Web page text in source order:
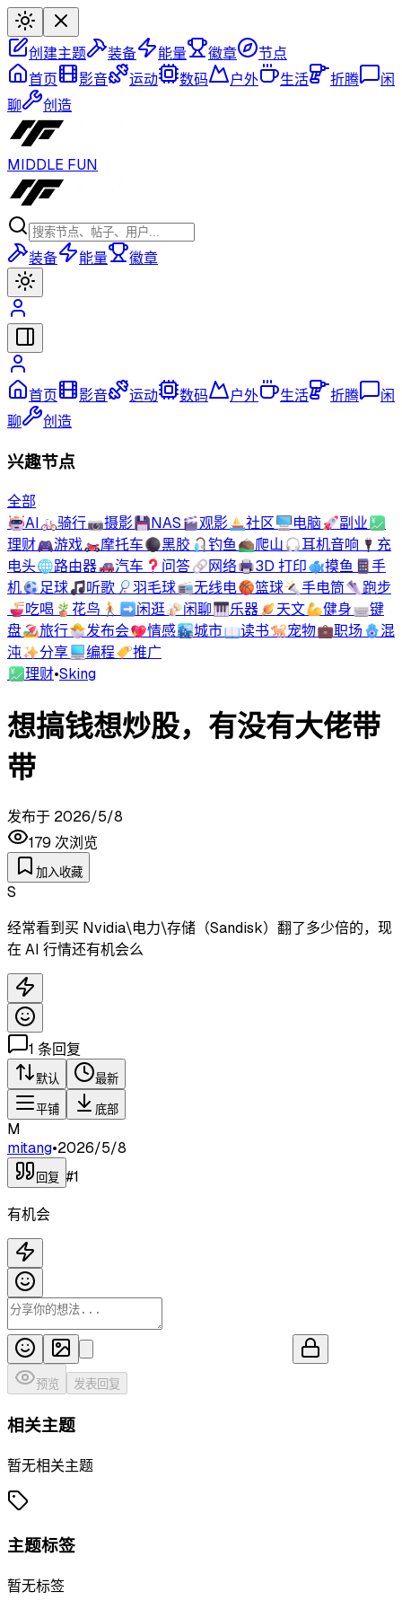
创建主题 装备 能量 徽章
节点
首页
影音 运动 数码 户外 生活 折腾
闲
聊
创造
MIDDLE FUN
装备 能量 徽章
首页 影音 运动 数码 户外 生活 折腾
闲
聊
创造
兴趣节点
全部
🤖AI🚲骑行📷摄影💾NAS🎬观影⛵社区🖥️电脑🚀副业💹
理财🎮游戏🏍️摩托车⚫黑胶 🎣钓鱼⛰️爬山🎧耳机音响 🔌 充
电头🌐路由器🚗汽车 ❓ 问答🔗网络🖨️3D 打印🐟摸鱼 📱手
机⚽足球🎵听歌 🏸羽毛球📻无线电🏀篮球🔦手电筒👟跑步
🍜吃喝 🪴 花鸟 🚶‍➡️闲逛🍻闲聊🎹乐器🪐天文💪健身⌨️键
盘🏖️旅行🐣发布会💖情感🏙️城市📖读书🐕宠物💼职场🪬混
沌✨分享💻编程🏷️推广
💹理财•Sking
想搞钱想炒股，有没有大佬带
带
发布于 2026/5/8
179 次浏览
加入收藏
S
经常看到买 Nvidia\电力\存储（Sandisk）翻了多少倍的，现
在 AI 行情还有机会么
1 条回复
默认 最新
平铺 底部
M
mitang•2026/5/8
回复 #1
有机会
预览 发表回复
相关主题
暂无相关主题
主题标签
暂无标签